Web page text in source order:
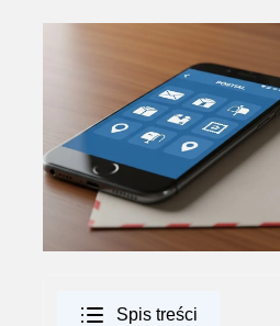
Spis treści